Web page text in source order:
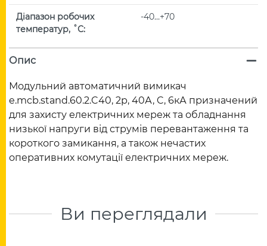
Діапазон робочих
температур, ˚С:
-40…+70
Опис
Модульний автоматичний вимикач
e.mcb.stand.60.2.C40, 2р, 40А, C, 6кА призначений
для захисту електричних мереж та обладнання
низької напруги від струмів перевантаження та
короткого замикання, а також нечастих
оперативних комутації електричних мереж.
Ви переглядали